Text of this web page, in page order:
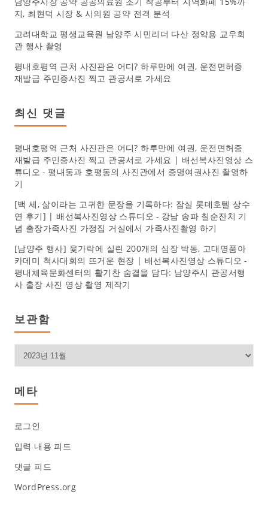
지, 최현덕 시장 & 시의원 공약 전격 분석
고려대학교 평생교육원 남양주 시민리더 다산 정약용 교우회
관 행사 촬영
평내호평역 근처 사진관은 어디? 하루만에 여권, 운전면허증
재발급 주민증사진 찍고 관공서로 가세요
최신 댓글
평내호평역 근처 사진관은 어디? 하루만에 여권, 운전면허증
재발급 주민증사진 찍고 관공서로 가세요 | 배선복사진영상 스
튜디오 -평내동과 호평동의 사진관에서 증명여권사진 촬영하
기
[백 세, 삶이라는 고귀한 문장을 기록하다: 잠실 롯데호텔 상수
연 후기] | 배선복사진영상 스튜디오 - 강남 송파 칠순잔치 기
념 출장가족사진 가정집 거실에서 가족사진촬영 하기
[남양주 행사] 윷가락에 실린 200개의 심장 박동, 고대명품아
카데미 척사대회의 뜨거운 현장 | 배선복사진영상 스튜디오 -
평내체육문화센터의 활기찬 숨결을 담다: 남양주시 관공서행
사 출장 사진 영상 촬영 제작기
보관함보
관
함
메타
로그인
입력 내용 피드
댓글 피드
WordPress.org